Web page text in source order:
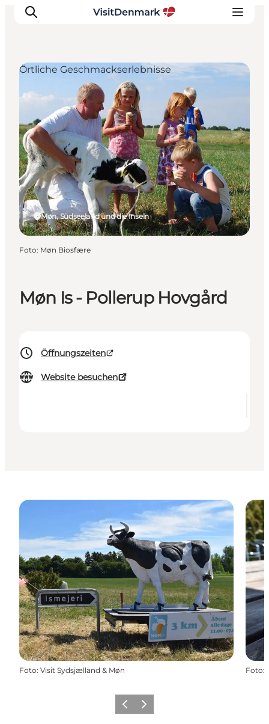
Inspiration
Regionen
Erlebnisse
Unterkünfte
Reiseplanung
Møn Is - Pollerup Hovgård
Öffnungszeiten
Website besuchen
Møn, Südseeland und die Inseln
Örtliche Geschmackserlebnisse
Foto: Møn Biosfære
Foto: Visit Sydsjælland & Møn Foto:
ZurückWeiter